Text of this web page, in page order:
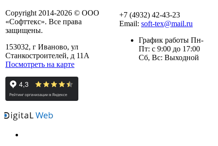
Copyright 2014-2026 © ООО
«Софттекс». Все права
защищены.
153032, г Иваново, ул
Станкостроителей, д 11А
Посмотреть на карте
+7 (4932) 42-43-23
Email: soft-tex@mail.ru
График работы Пн-
Пт: с 9:00 до 17:00
Сб, Вс: Выходной